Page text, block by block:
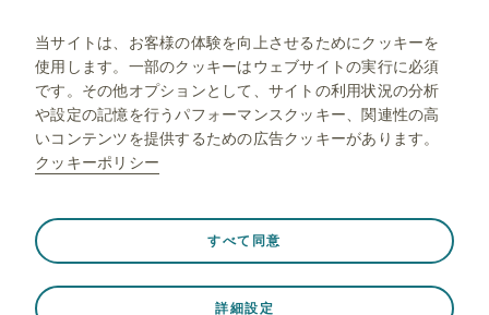
jp.gsk.com
サイトマップ
ご利用条件
プライバシー通知
FAQ
薬剤師向け情報
© 2001-2026 GSK plc. All rights reserved. Trade marks are
トします。
当サイトは、お客様の体験を向上させるためにクッキーを
使用します。一部のクッキーはウェブサイトの実行に必須
です。その他オプションとして、サイトの利用状況の分析
や設定の記憶を行うパフォーマンスクッキー、関連性の高
いコンテンツを提供するための広告クッキーがあります。
クッキーポリシー
Strictly necessary（必須） ❮
とタグの設定の管理、ウェブサイトのセキュリティの保護
詳細設定
すべて同意